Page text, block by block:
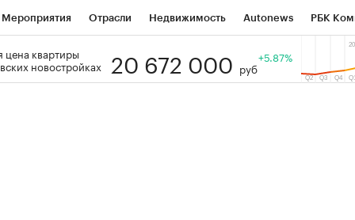
Мероприятия Отрасли Недвижимость Autonews РБК
РБК Образование Тренды
цена квартиры
новостройках
20 672 000 руб
+5.87%